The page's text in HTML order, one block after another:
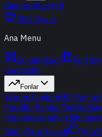
Giriş YapKayıt Ol
PRO Üyelik
Ana Menu
Günün Özeti
Endeksler
Fonlar
Yatırım FonlarıBES Fonları
Popüler Fonlar YeniBir
KarşılaştırmaFon
Akıllı Para Sinyali
Ters